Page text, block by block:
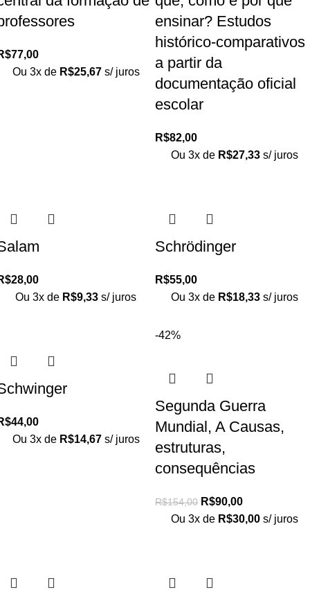
77,00
Ou 3x de R$25,67 s/ juros
ensinar? Estudos
histórico-comparativos
a partir da
documentação oficial
escolar
R$82,00
Ou 3x de R$27,33 s/ juros
28,00
Ou 3x de R$9,33 s/ juros
Schrödinger
R$55,00
Ou 3x de R$18,33 s/ juros
44,00
Ou 3x de R$14,67 s/ juros
-42%
Segunda Guerra
Mundial, A Causas,
estruturas,
consequências
R$154,00 R$90,00
Ou 3x de R$30,00 s/ juros